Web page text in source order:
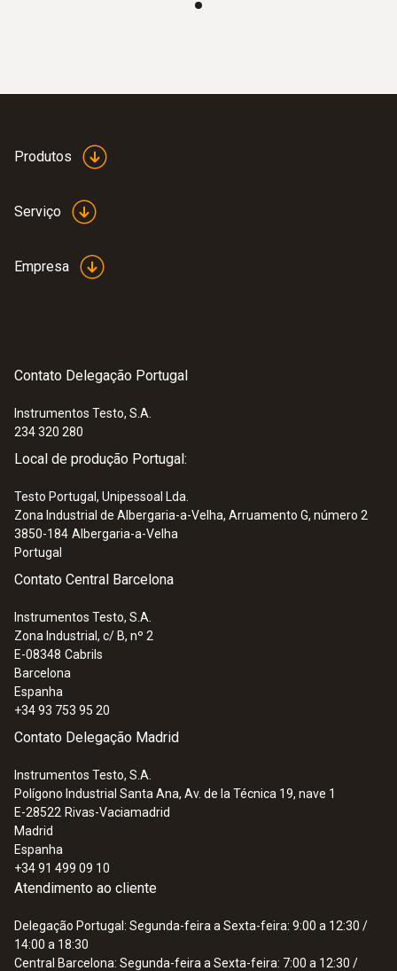
Produtos
Serviço
Empresa
Contato Delegação Portugal
Instrumentos Testo, S.A.
234 320 280
Local de produção Portugal:
Testo Portugal, Unipessoal Lda.
Zona Industrial de Albergaria-a-Velha, Arruamento G, número 2
3850-184 Albergaria-a-Velha
Portugal
Contato Central Barcelona
Instrumentos Testo, S.A.
Zona Industrial, c/ B, nº 2
E-08348 Cabrils
Barcelona
Espanha
+34 93 753 95 20
Contato Delegação Madrid
Instrumentos Testo, S.A.
Polígono Industrial Santa Ana, Av. de la Técnica 19, nave 1
E-28522 Rivas-Vaciamadrid
Madrid
Espanha
+34 91 499 09 10
Atendimento ao cliente
Delegação Portugal: Segunda-feira a Sexta-feira: 9:00 a 12:30 /
14:00 a 18:30
Central Barcelona: Segunda-feira a Sexta-feira: 7:00 a 12:30 /